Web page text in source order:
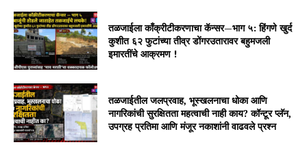
तळजाईला काँक्रीटीकरणाचा कॅन्सर—भाग ५: हिंगणे खुर्द
कुशीत ६२ फुटांच्या तीव्र डोंगरउतारावर बहुमजली
इमारतींचे आक्रमण !
तळजाईतील जलप्रवाह, भूस्खलनाचा धोका आणि
नागरिकांची सुरक्षितता महत्वाची नाही काय? कॉन्टूर प्लॅन,
उपग्रह प्रतिमा आणि मंजूर नकाशांनी वाढवले प्रश्न